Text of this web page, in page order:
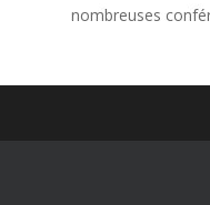
nombreuses